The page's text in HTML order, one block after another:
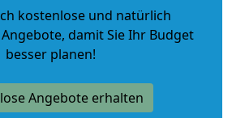
kostenlose und natürlich
, damit Sie Ihr Budget
besser planen!
Angebote erhalten